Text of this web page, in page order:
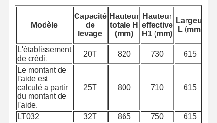
Causez
Maintenant
roues de grue
Tambour de câble métallique
Crochet à grue
Modèle
Capacité
de
levage
Hauteur
totale H
(mm)
Hauteur
effective
H1 (mm)
Largeur
L (mm)
L'établissement
de crédit
20T 820 730
615
Le montant de
l'aide est
calculé à partir
du montant de
l'aide.
25T 800 710 615
LT032 32T 865 750
615